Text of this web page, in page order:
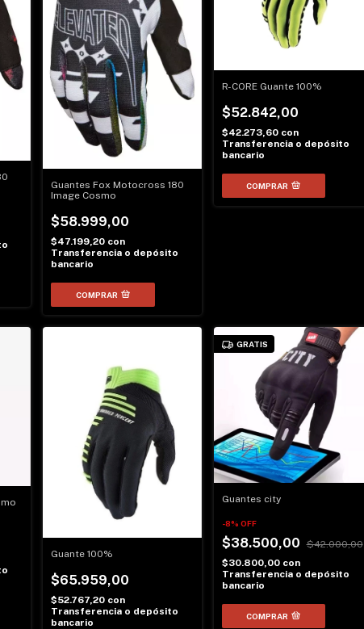
Guantes Fox Motocross 180
Image Cosmo
$58.999,00
$47.199,20 con
Transferencia o depósito
bancario
COMPRAR
R-CORE Guante 100%
$52.842,00
$42.273,60 con
Transferencia o depósito
bancario
COMPRAR
Guante 100%
$65.959,00
$52.767,20 con
Transferencia o depósito
bancario
GRATIS
Guantes city
-8% OFF
$38.500,00
$42.000,00
$30.800,00 con
Transferencia o depósito
bancario
COMPRAR